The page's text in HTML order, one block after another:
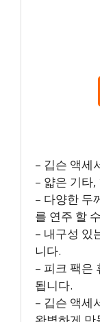
– 깁슨 액세
– 얇은 기타
– 다양한 두
를 연주 할
– 내구성 있
니다.
– 피크 팩은
됩니다.
– 깁슨 액세